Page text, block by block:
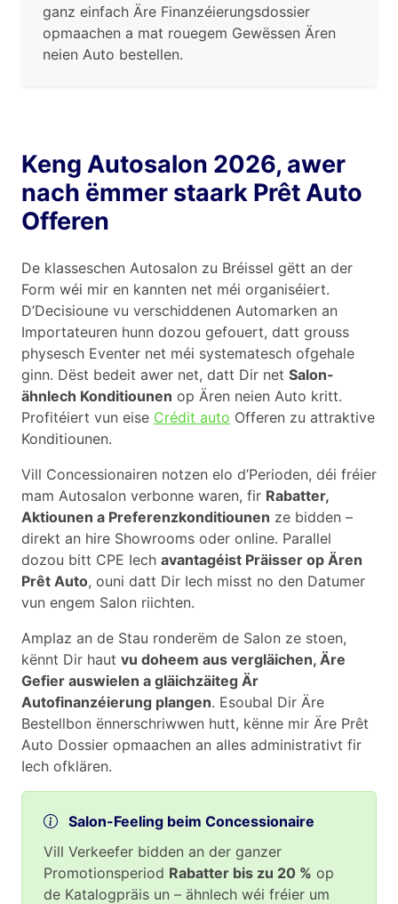
ganz einfach Äre Finanzéierungsdossier
opmaachen a mat rouegem Gewëssen Ären
neien Auto bestellen.
Keng Autosalon 2026, awer
nach ëmmer staark Prêt Auto
Offeren
De klasseschen Autosalon zu Bréissel gëtt an der
Form wéi mir en kannten net méi organiséiert.
D’Decisioune vu verschiddenen Automarken an
Importateuren hunn dozou gefouert, datt grouss
physesch Eventer net méi systematesch ofgehale
ginn. Dëst bedeit awer net, datt Dir net Salon-
ähnlech Konditiounen op Ären neien Auto kritt.
Profitéiert vun eise Crédit auto Offeren zu attraktive
Konditiounen.
Vill Concessionairen notzen elo d’Perioden, déi fréier
mam Autosalon verbonne waren, fir Rabatter,
Aktiounen a Preferenzkonditiounen ze bidden –
direkt an hire Showrooms oder online. Parallel
dozou bitt CPE Iech avantagéist Präisser op Ären
Prêt Auto, ouni datt Dir Iech misst no den Datumer
vun engem Salon riichten.
Amplaz an de Stau ronderëm de Salon ze stoen,
kënnt Dir haut vu doheem aus vergläichen, Äre
Gefier auswielen a gläichzäiteg Är
Autofinanzéierung plangen. Esoubal Dir Äre
Bestellbon ënnerschriwwen hutt, kënne mir Äre Prêt
Auto Dossier opmaachen an alles administrativt fir
Iech ofklären.
Salon-Feeling beim Concessionaire
Vill Verkeefer bidden an der ganzer
Promotionsperiod Rabatter bis zu 20 % op
de Katalogpräis un – ähnlech wéi fréier um